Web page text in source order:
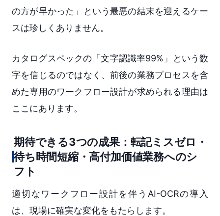
の方が早かった」という最悪の結末を迎えるケー
スは珍しくありません。
カタログスペックの「文字認識率99%」という数
字を信じるのではなく、前後の業務プロセスを含
めた専用のワークフロー設計が求められる理由は
ここにあります。
期待できる3つの成果：転記ミスゼロ・
待ち時間短縮・高付加価値業務へのシ
フト
適切なワークフロー設計を伴うAI-OCRの導入
は、現場に確実な変化をもたらします。